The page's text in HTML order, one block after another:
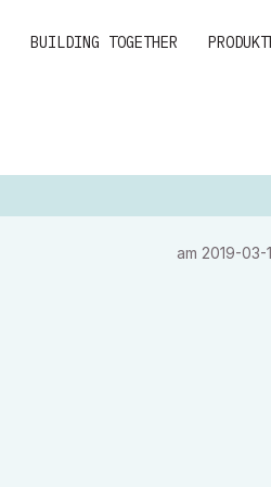
BUILDING TOGETHER
am ‎2019-03-